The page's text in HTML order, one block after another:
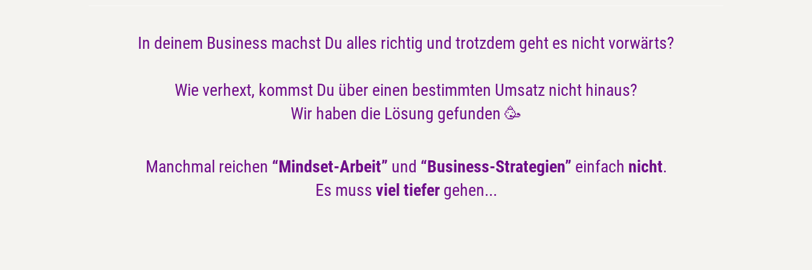
In deinem Business machst Du alles richtig und trotzdem geht es nicht vorwärts?
Wie verhext, kommst Du über einen bestimmten Umsatz nicht hinaus?
Wir haben die Lösung gefunden 🥳
Manchmal reichen “Mindset-Arbeit” und “Business-Strategien” einfach nicht.
Es muss viel tiefergehen...